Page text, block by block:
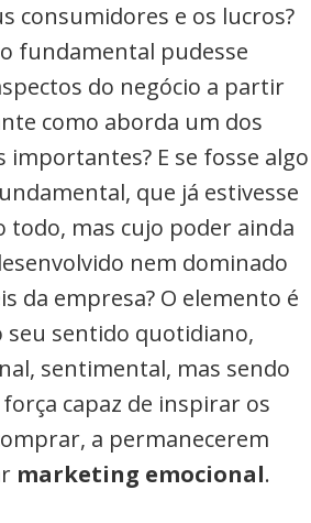
consumidores e os lucros?
fundamental pudesse
do negócio a partir
como aborda um dos
importantes? E se fosse algo
que já estivesse
todo, mas cujo poder ainda
nem dominado
da empresa? O elemento é
seu sentido quotidiano,
sentimental, mas sendo
capaz de inspirar os
a permanecerem
marketing emocional.